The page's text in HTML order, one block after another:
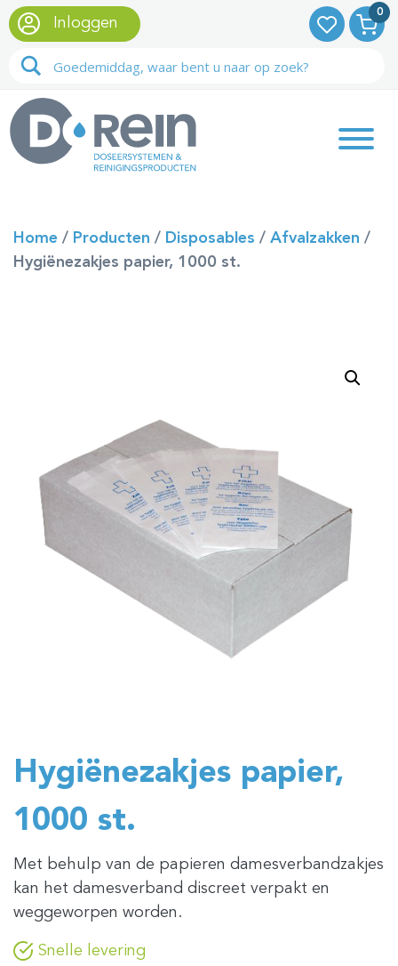
0
Inloggen
Home / Producten / Disposables / Afvalzakken /
Hygiënezakjes papier, 1000 st.
Hygiënezakjes papier,
1000 st.
Met behulp van de papieren damesverbandzakjes
kan het damesverband discreet verpakt en
weggeworpen worden.
Snelle levering